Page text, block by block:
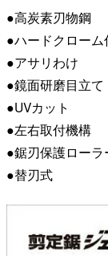
●高炭素刃物鋼
●ハードクローム
●アサリわけ
●鏡面研磨目立て
●UVカット
●左右取付機構
●鋸刃保護ローラ
●替刃式